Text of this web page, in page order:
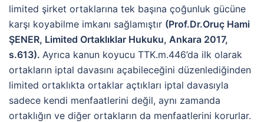
limited şirket ortaklarına tek başına çoğunluk gücüne
karşı koyabilme imkanı sağlamıştır (Prof.Dr.Oruç Hami
ŞENER, Limited Ortaklıklar Hukuku, Ankara 2017,
s.613). Ayrıca kanun koyucu TTK.m.446’da ilk olarak
ortakların iptal davasını açabileceğini düzenlediğinden
limited ortaklıkta ortaklar açtıkları iptal davasıyla
sadece kendi menfaatlerini değil, aynı zamanda
ortaklığın ve diğer ortakların da menfaatlerini korurlar.